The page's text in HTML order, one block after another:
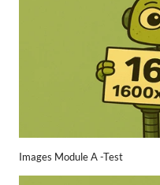
Images Module A -Test